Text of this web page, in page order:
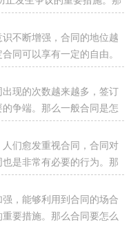
？以下是...
不断增强，合同的地位越
同可以享有一定的自由。
帮大家整理...
现的次数越来越多，签订
争端。那么一般合同是怎
房屋租赁合...
们愈发重视合同，合同对
是非常有必要的行为。那
小编帮大家...
，能够利用到合同的场合
要措施。那么合同要怎么